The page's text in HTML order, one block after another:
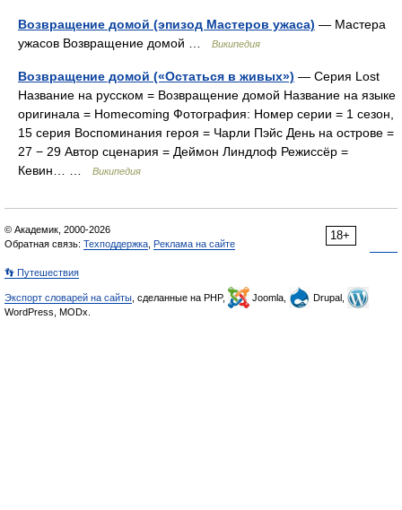
Возвращение домой (эпизод Мастеров ужаса) — Мастера
ужасов Возвращение домой …
Википедия
Возвращение домой («Остаться в живых») — Серия Lost
Название на русском = Возвращение домой Название на языке
оригинала = Homecoming Фотография: Номер серии = 1 сезон,
15 серия Воспоминания героя = Чарли Пэйс День на острове =
27 − 29 Автор сценария = Деймон Линдлоф Режиссёр =
Кевин… …
Википедия
18+
© Академик, 2000-2026
Обратная связь: Техподдержка Реклама на сайте
👣 Путешествия
Экспорт словарей на сайты , сделанные на PHP, Joomla,
Drupal,
WordPress, MODx.